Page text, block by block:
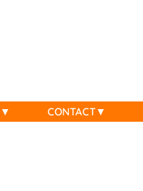
CONTACT